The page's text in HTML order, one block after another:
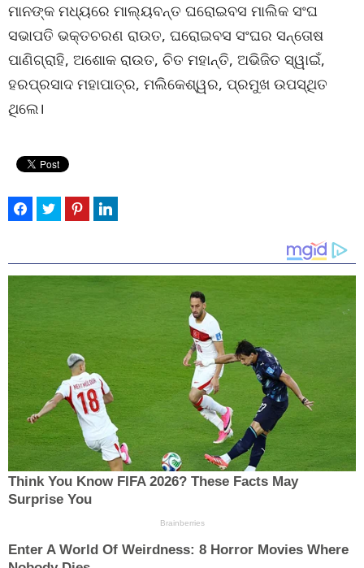
ମାନଙ୍କ ମଧ୍ୟରେ ମାଲ୍ୟବନ୍ତ ଘରୋଇବସ ମାଲିକ ସଂଘ
ସଭାପତି ଭକ୍ତଚରଣ ରାଉତ, ଘରୋଇବସ ସଂଘର ସନ୍ତୋଷ
ପାଣିଗ୍ରାହି, ଅଶୋକ ରାଉତ, ଚିତ ମହାନ୍ତି, ଅଭିଜିତ ସ୍ୱାଇଁ,
ହରପ୍ରସାଦ ମହାପାତ୍ର, ମଲିକେଶ୍ୱର, ପ୍ରମୁଖ ଉପସ୍ଥିତ
ଥିଲେ।